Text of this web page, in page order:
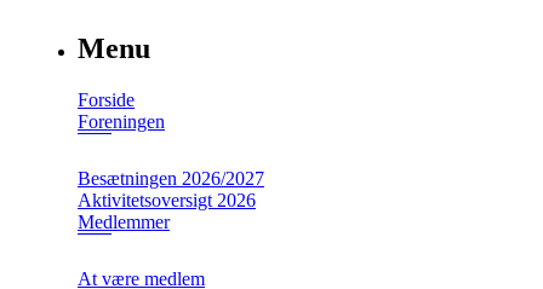
Menu
Forside
Foreningen
Besætningen 2026/2027
Aktivitetsoversigt 2026
Medlemmer
At være medlem